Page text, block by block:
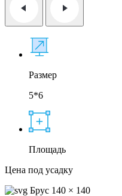
Размер
5*6
Площадь
Цена под усадку
Брус 140 × 140